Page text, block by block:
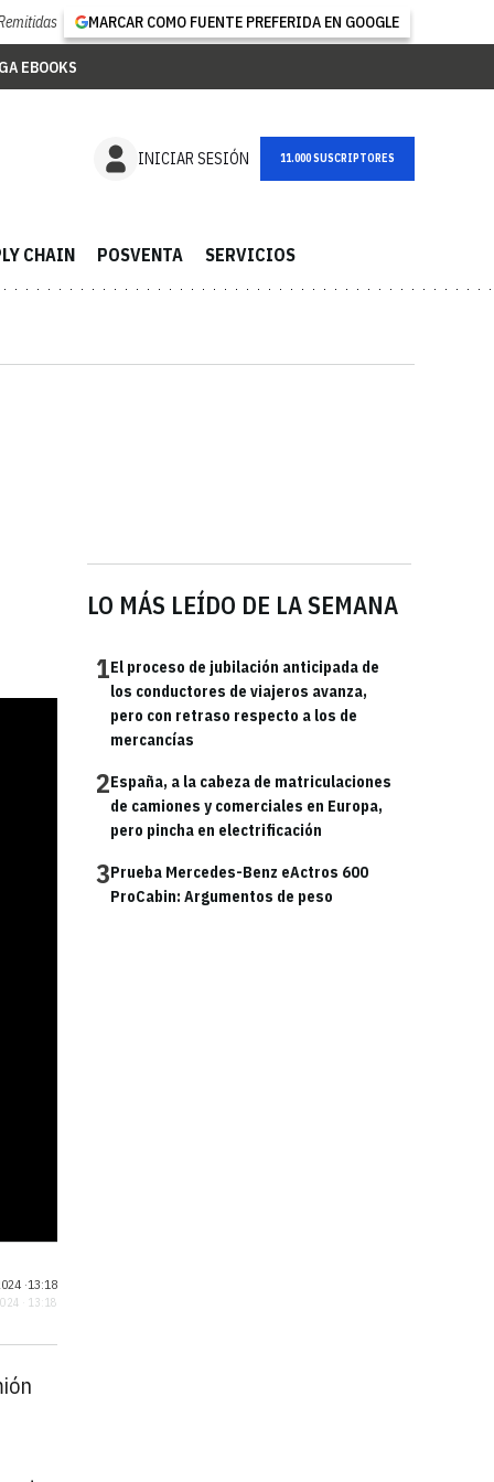
MARCAR COMO FUENTE PREFERIDA EN GOOGLE
EBOOKS
INICIAR SESIÓN NEWSLETTER
CHAIN POSVENTA SERVICIOS
LO MÁS LEÍDO DE LA SEMANA
1El proceso de jubilación anticipada de
los conductores de viajeros avanza,
pero con retraso respecto a los de
mercancías
2España, a la cabeza de matriculaciones
de camiones y comerciales en Europa,
pero pincha en electrificación
3Prueba Mercedes-Benz eActros 600
ProCabin: Argumentos de peso
·13:18
· 13:18